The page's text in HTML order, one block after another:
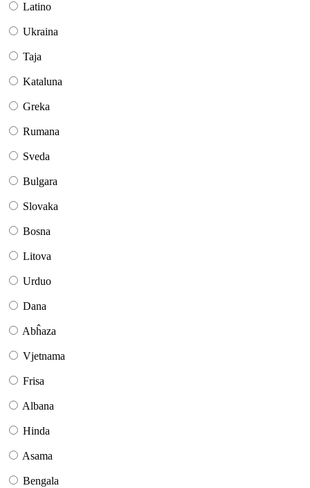
Latino
Ukraina
Taja
Kataluna
Greka
Rumana
Sveda
Bulgara
Slovaka
Bosna
Litova
Urduo
Dana
Abĥaza
Vjetnama
Frisa
Albana
Hinda
Asama
Bengala